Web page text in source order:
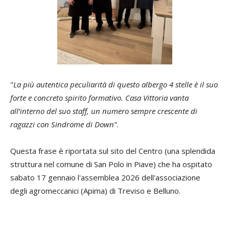
"La più autentica peculiarità di questo albergo 4 stelle è il suo
forte e concreto spirito formativo. Casa Vittoria vanta
all’interno del suo staff, un numero sempre crescente di
ragazzi con Sindrome di Down".
Questa frase è riportata sul sito del Centro (una splendida
struttura nel comune di San Polo in Piave) che ha ospitato
sabato 17 gennaio l'assemblea 2026 dell'associazione
degli agromeccanici (Apima) di Treviso e Belluno.